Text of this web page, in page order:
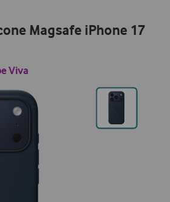
Magsafe iPhone 17
Viva
para